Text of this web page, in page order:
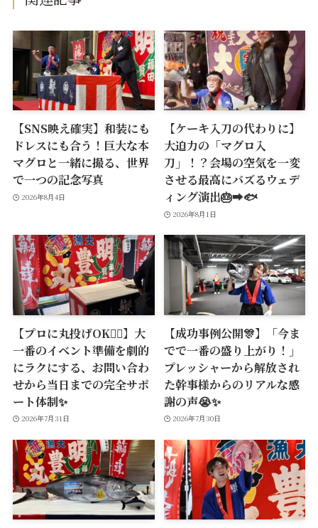
【SNS映え確実】和装にも
ドレスにも合う！巨大な本
マグロと一緒に撮る、世界
で一つの記念写真
2026年8月4日
【ケーキ入刀の代わりに】
大迫力の「マグロ入
刀」！？会場の空気を一変
させる最高にバズるウェデ
ィング演出🎂➡️🐟
2026年8月1日
【プロに丸投げOK🙆‍♂️】大
一番のイベント準備を劇的
にラクにする、お問い合わ
せから当日までの完全サポ
ート体制✨
2026年7月31日
【成功事例公開🎊】「今ま
でで一番の盛り上がり！」
プレッシャーから解放され
た幹事様からのリアルな感
謝の声😭✨
2026年7月30日